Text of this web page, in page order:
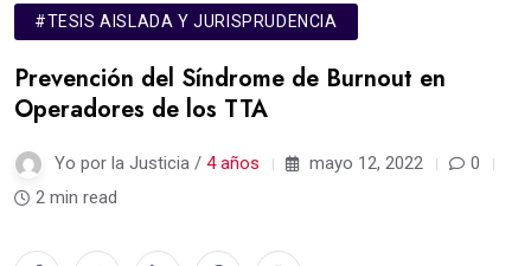
#TESIS AISLADA Y JURISPRUDENCIA
Prevención del Síndrome de Burnout en
Operadores de los TTA
Yo por la Justicia / 4 años mayo 12, 2022
0
2 min read